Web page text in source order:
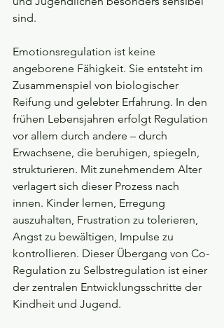
sind.
Emotionsregulation ist keine
angeborene Fähigkeit. Sie entsteht im
Zusammenspiel von biologischer
Reifung und gelebter Erfahrung. In den
frühen Lebensjahren erfolgt Regulation
vor allem durch andere – durch
Erwachsene, die beruhigen, spiegeln,
strukturieren. Mit zunehmendem Alter
verlagert sich dieser Prozess nach
innen. Kinder lernen, Erregung
auszuhalten, Frustration zu tolerieren,
Angst zu bewältigen, Impulse zu
kontrollieren. Dieser Übergang von Co-
Regulation zu Selbstregulation ist einer
der zentralen Entwicklungsschritte der
Kindheit und Jugend.